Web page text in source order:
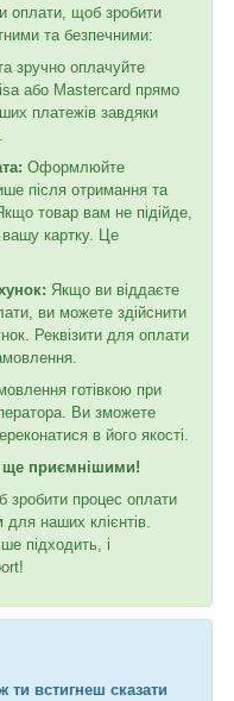
оплати, щоб зробити
та безпечними:
зручно оплачуйте
або Mastercard прямо
платежів завдяки
Оформлюйте
після отримання та
товар вам не підійде,
картку. Це
Якщо ви віддаєте
ви можете здійснити
Реквізити для оплати
готівкою при
Ви зможете
в його якості.
ще приємнішими!
процес оплати
наших клієнтів.
підходить, і
встигнеш сказати